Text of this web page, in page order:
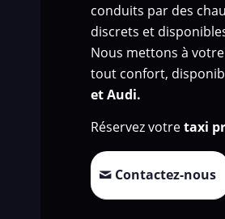
conduits par des
discrets et
Nous mettons à
tout confort,
et Audi.
Réservez votretaxi
Contactez-nous